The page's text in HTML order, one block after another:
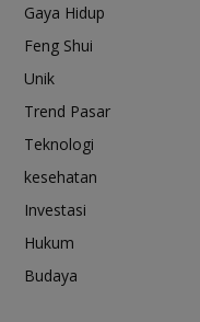
Gaya Hidup
Feng Shui
Unik
Trend Pasar
Teknologi
kesehatan
Investasi
Hukum
Budaya